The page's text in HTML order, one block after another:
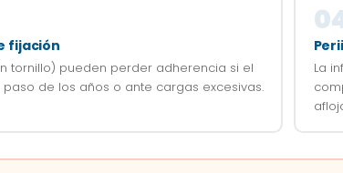
fijación
tornillo) pueden perder adherencia si el
de los años o ante cargas excesivas.
La